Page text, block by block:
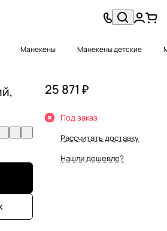
Манекены Манекены детские
25 871 ₽
Под заказ
Рассчитать доставку
Нашли дешевле?